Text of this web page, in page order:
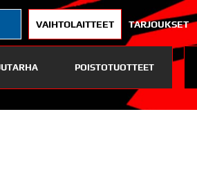
VAIHTOLAITTEET TARJOUKSET
POISTOTUOTTEET